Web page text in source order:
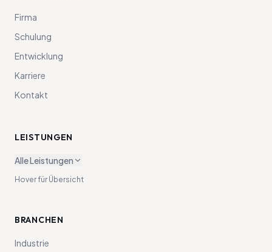
Firma
Schulung
Entwicklung
Karriere
Kontakt
LEISTUNGEN
Alle Leistungen
Hover für Übersicht
BRANCHEN
Industrie